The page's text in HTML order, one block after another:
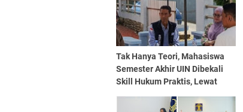
Tak Hanya Teori, Mahasiswa
Semester Akhir UIN Dibekali
Skill Hukum Praktis, Lewat
Kolaborasi LBH Cita Keadilan